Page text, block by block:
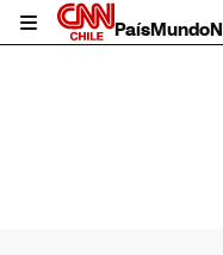
PaísMundo